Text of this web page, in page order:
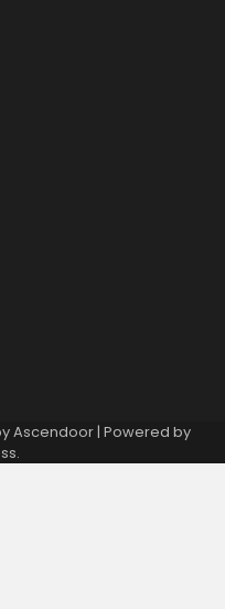
Ascendoor| Powered by
.